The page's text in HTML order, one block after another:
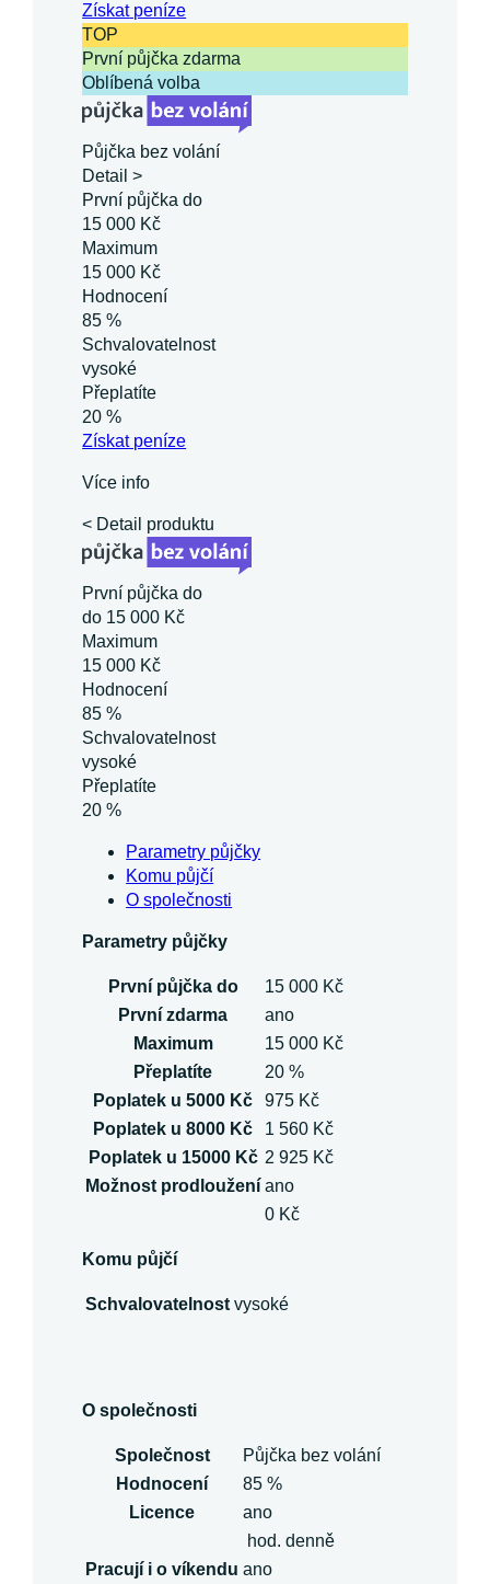
Získatpeníze
TOP
První půjčka zdarma
Oblíbená volba
Půjčka bez volání
Detail >
První půjčka do
15 000 Kč
Maximum
15 000 Kč
Hodnocení
85 %
Schvalovatelnost
vysoké
Přeplatíte
20 %
Získatpeníze
Více info
< Detail produktu
První půjčka do
do 15 000 Kč
Maximum
15 000 Kč
Hodnocení
85 %
Schvalovatelnost
vysoké
Přeplatíte
20 %
Parametry půjčky
Komu půjčí
O společnosti
Parametry půjčky
První půjčka do
15 000 Kč
První zdarma
ano
Maximum
15 000 Kč
Přeplatíte
20 %
Poplatek u 5000 Kč
975 Kč
Poplatek u 8000 Kč
1 560 Kč
Poplatek u 15000 Kč 2 925 Kč
Možnost prodloužení ano
0 Kč
Komu půjčí
Schvalovatelnost vysoké
O společnosti
Společnost
Půjčka bez volání
Hodnocení
85 %
Licence
ano
hod. denně
Pracují i o víkendu ano